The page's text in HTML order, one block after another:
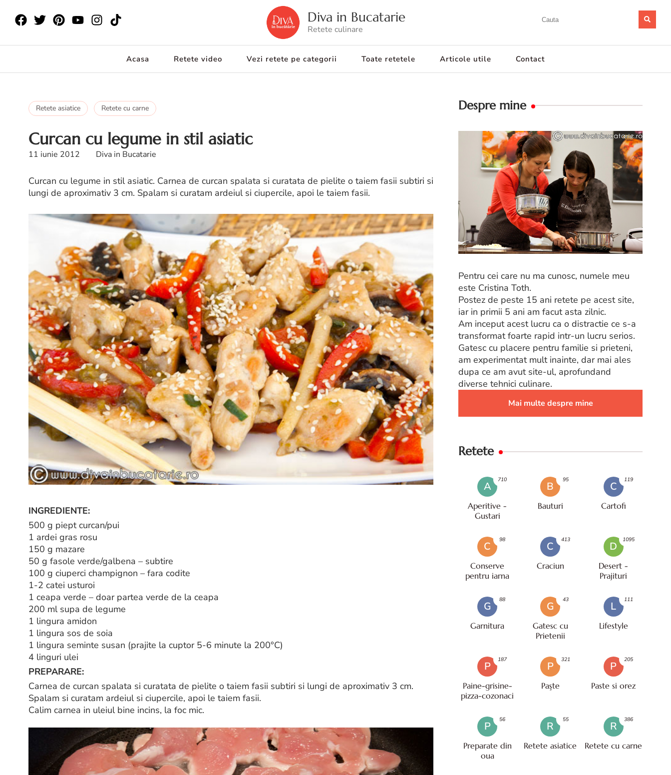
Diva in Bucatarie
Retete culinare
Acasa Retete video Vezi retete pe categorii Toate retetele Articole utile Contact
Retete asiatice Retete cu carne
Curcan cu legume in stil asiatic
11 iunie 2012 Diva in Bucatarie
Curcan cu legume in stil asiatic. Carnea de curcan spalata si curatata de pielite o taiem fasii subtiri si
lungi de aproximativ 3 cm. Spalam si curatam ardeiul si ciupercile, apoi le taiem fasii.
INGREDIENTE:
500 g piept curcan/pui
1 ardei gras rosu
150 g mazare
50 g fasole verde/galbena – subtire
100 g ciuperci champignon – fara codite
1-2 catei usturoi
1 ceapa verde – doar partea verde de la ceapa
200 ml supa de legume
1 lingura amidon
1 lingura sos de soia
1 lingura seminte susan (prajite la cuptor 5-6 minute la 200°C)
4 linguri ulei
PREPARARE:
Carnea de curcan spalata si curatata de pielite o taiem fasii subtiri si lungi de aproximativ 3 cm.
Spalam si curatam ardeiul si ciupercile, apoi le taiem fasii.
Calim carnea in uleiul bine incins, la foc mic.
Despre mine
Pentru cei care nu ma cunosc, numele meu
este Cristina Toth.
Postez de peste 15 ani retete pe acest site,
iar in primii 5 ani am facut asta zilnic.
Am inceput acest lucru ca o distractie ce s-a
transformat foarte rapid intr-un lucru serios.
Gatesc cu placere pentru familie si prieteni,
am experimentat mult inainte, dar mai ales
dupa ce am avut site-ul, aprofundand
diverse tehnici culinare.
Mai multe despre mine
Retete
A
Aperitive -
Gustari
710
B
Bauturi
95
C
Cartofi
119
C
Conserve
pentru iarna
98
C
Craciun
413
D
Desert -
Prajituri
1095
G
Garnitura
88
G
Gatesc cu
Prietenii
43
L
Lifestyle
111
P
Paine-grisine-
pizza-cozonaci
187
P
Paşte
321
P
Paste si orez
205
P
Preparate din
oua
56
R
Retete asiatice
55
R
Retete cu carne
386